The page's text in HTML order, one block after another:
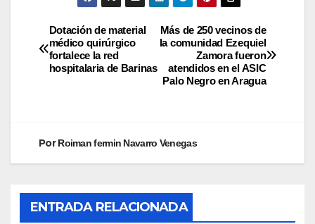
Más de 250 vecinos de
la comunidad Ezequiel
Zamora fueron
atendidos en el ASIC
Palo Negro en Aragua
Dotación de material
médico quirúrgico
fortalece la red
hospitalaria de Barinas
PorRoiman fermin Navarro Venegas
ENTRADA RELACIONADA